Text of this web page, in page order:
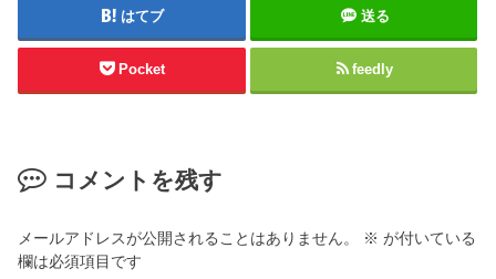
はてブ 送る
Pocket feedly
コメントを残す
メールアドレスが公開されることはありません。 ※ が付いている
欄は必須項目です